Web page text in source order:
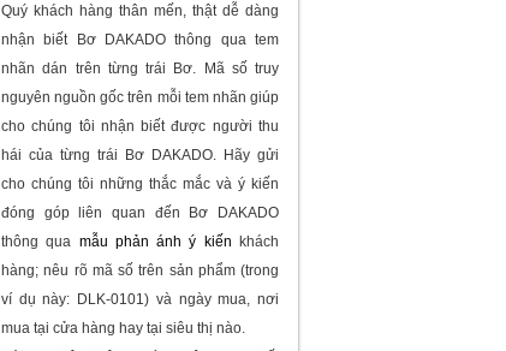
Quý khách hàng thân mến, thật dễ dàng
nhận biết Bơ DAKADO thông qua tem
nhãn dán trên từng trái Bơ. Mã số truy
nguyên nguồn gốc trên mỗi tem nhãn giúp
cho chúng tôi nhận biết được người thu
hái của từng trái Bơ DAKADO. Hãy gửi
cho chúng tôi những thắc mắc và ý kiến
đóng góp liên quan đến Bơ DAKADO
thông qua mẫu phản ánh ý kiếnkhách
hàng; nêu rõ mã số trên sản phẩm (trong
ví dụ này: DLK-0101) và ngày mua, nơi
mua tại cửa hàng hay tại siêu thị nào.
QUY ĐỊNH VỀ THANH TOÁN